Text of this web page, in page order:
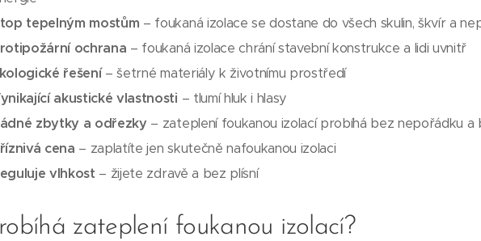
tepelným mostům – foukaná izolace se dostane do všech skulin, škvír a
ochrana – foukaná izolace chrání stavební konstrukce a lidi uvnitř
řešení– šetrné materiály k životnímu prostředí
akustické vlastnosti – tlumí hluk i hlasy
zbytky a odřezky – zateplení foukanou izolací probíhá bez nepořádku a
cena – zaplatíte jen skutečně nafoukanou izolaci
vlhkost – žijete zdravě a bez plísní
zateplení foukanou izolací?